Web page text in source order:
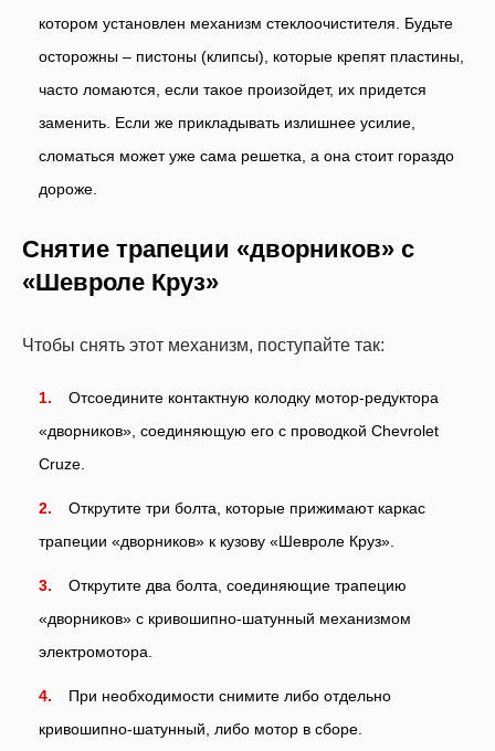
котором установлен механизм стеклоочистителя. Будьте
осторожны – пистоны (клипсы), которые крепят пластины,
часто ломаются, если такое произойдет, их придется
заменить. Если же прикладывать излишнее усилие,
сломаться может уже сама решетка, а она стоит гораздо
дороже.
Снятие трапеции «дворников» с
«Шевроле Круз»
Чтобы снять этот механизм, поступайте так:
Отсоедините контактную колодку мотор-редуктора
«дворников», соединяющую его с проводкой Chevrolet
Cruze.
Открутите три болта, которые прижимают каркас
трапеции «дворников» к кузову «Шевроле Круз».
Открутите два болта, соединяющие трапецию
«дворников» с кривошипно-шатунный механизмом
электромотора.
При необходимости снимите либо отдельно
кривошипно-шатунный, либо мотор в сборе.